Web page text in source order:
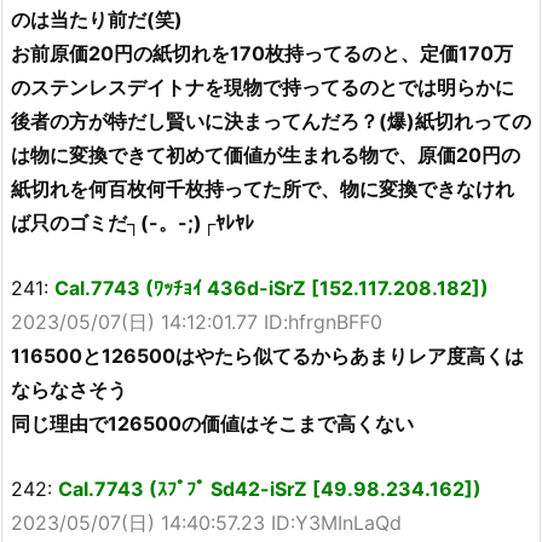
のは当たり前だ(笑)
お前原価20円の紙切れを170枚持ってるのと、定価170万
のステンレスデイトナを現物で持ってるのとでは明らかに
後者の方が特だし賢いに決まってんだろ？(爆)紙切れっての
は物に変換できて初めて価値が生まれる物で、原価20円の
紙切れを何百枚何千枚持ってた所で、物に変換できなけれ
ば只のゴミだ┐(-。-;)┌ﾔﾚﾔﾚ
241: Cal.7743 (ﾜｯﾁｮｲ 436d-iSrZ [152.117.208.182])
2023/05/07(日) 14:12:01.77 ID:hfrgnBFF0
116500と126500はやたら似てるからあまりレア度高くは
ならなさそう
同じ理由で126500の価値はそこまで高くない
242: Cal.7743 (ｽﾌﾟﾌﾟ Sd42-iSrZ [49.98.234.162])
2023/05/07(日) 14:40:57.23 ID:Y3MInLaQd